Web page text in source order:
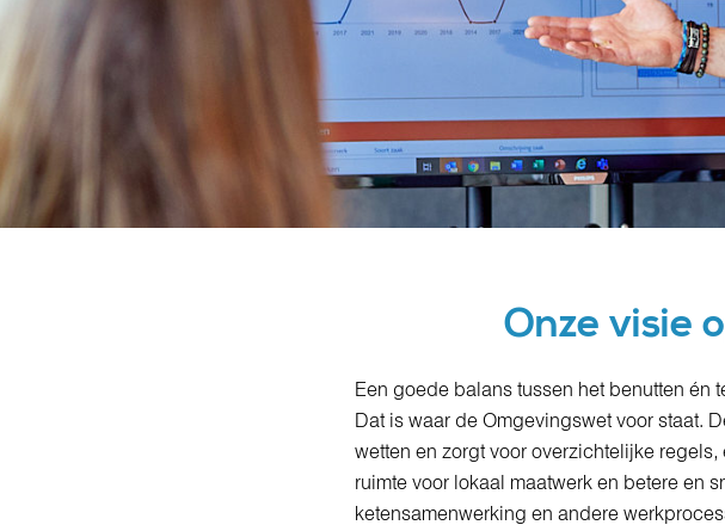
Onze visie
Een goede balans tussen het benutten
Dat is waar de Omgevingswet voor staat.
wetten en zorgt voor overzichtelijke
ruimte voor lokaal maatwerk en betere en
ketensamenwerking en andere